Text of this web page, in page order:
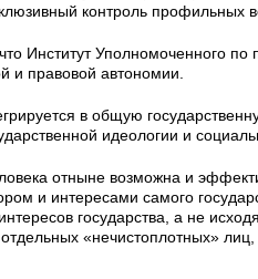
контроль профильных
Институт Уполномоченного по
и правовой автономии.
в общую
идеологии и
отныне возможна и
и интересами самого
государства, а не
«нечистоплотных»